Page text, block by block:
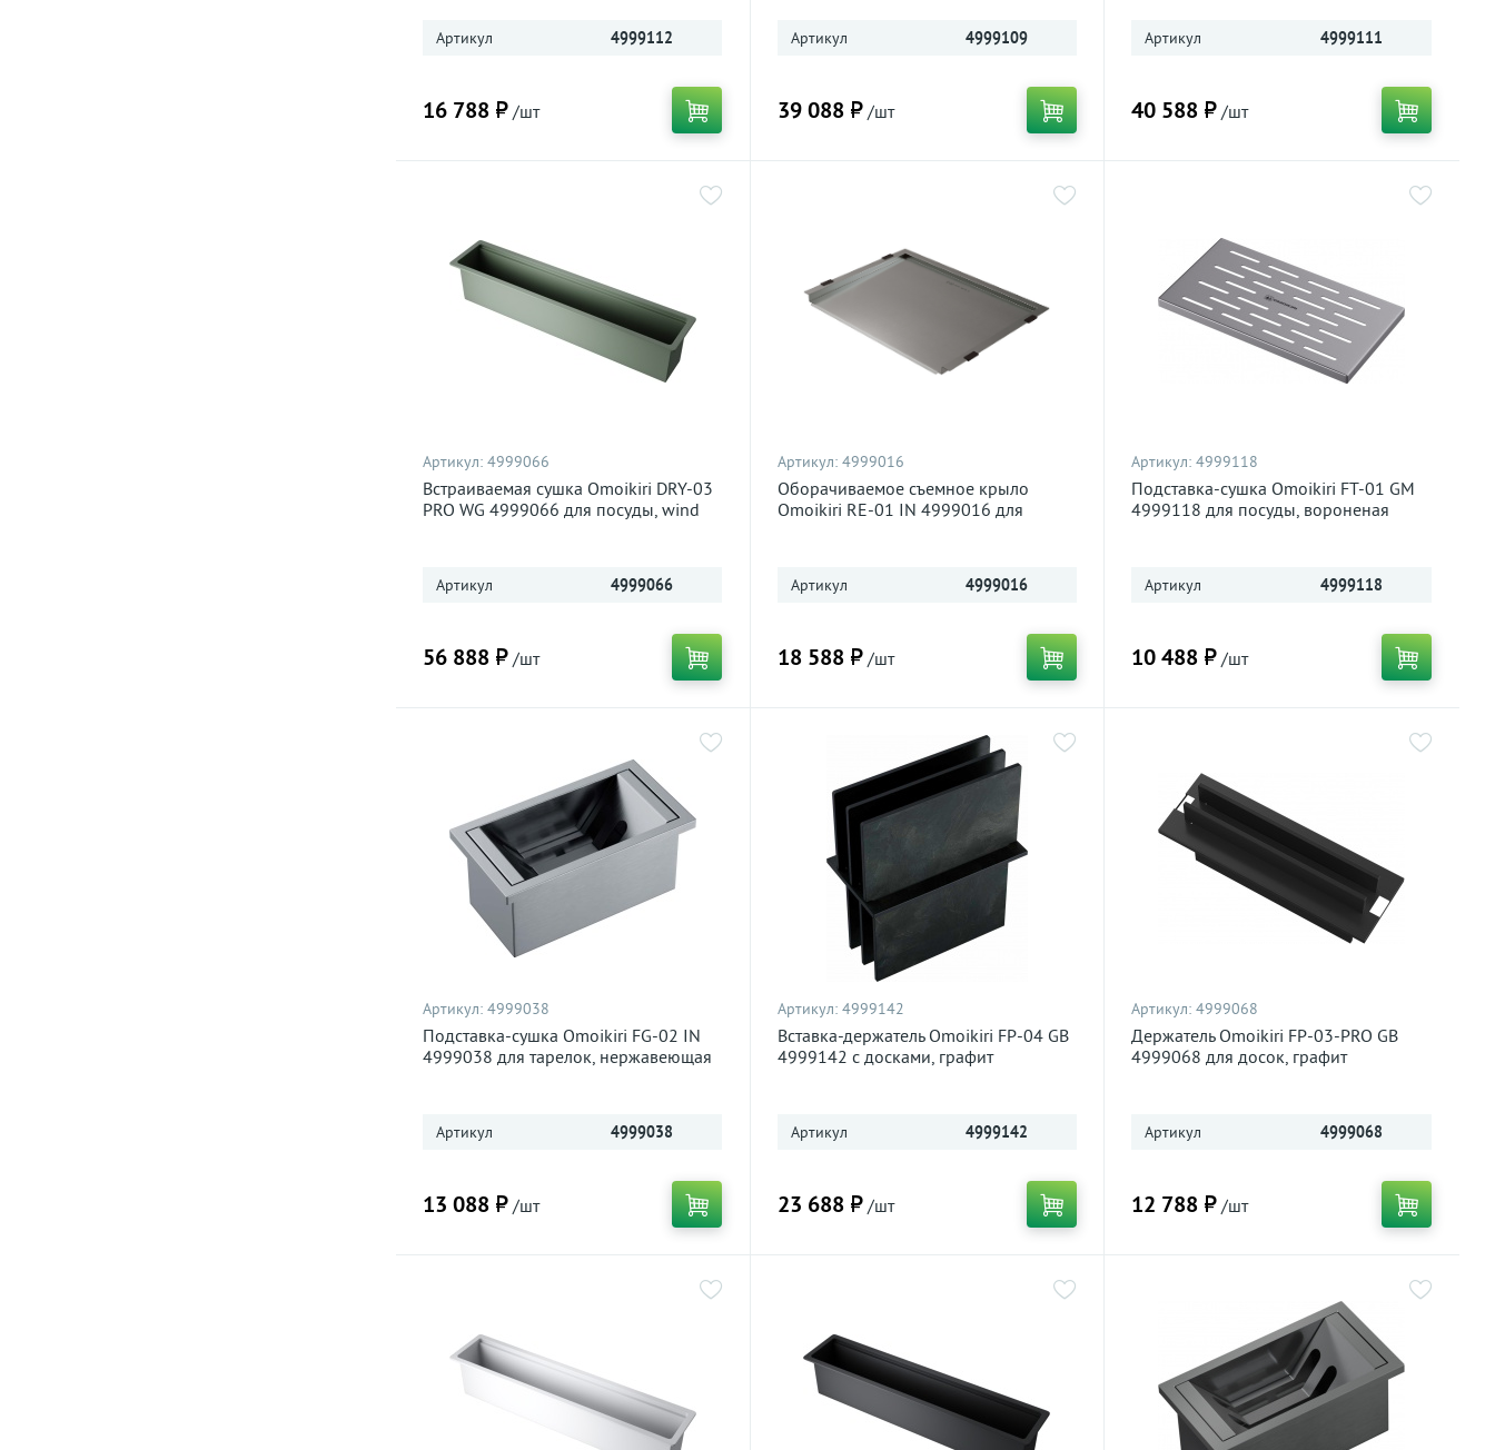
Артикул 4999112
16 788 ₽ /шт
Артикул 4999109
39 088 ₽ /шт
Артикул 4999111
40 588 ₽ /шт
Артикул: 4999066
Встраиваемая сушка Omoikiri DRY-03
PRO WG 4999066 для посуды, wind
Артикул 4999066
56 888 ₽ /шт
Артикул: 4999016
Оборачиваемое съемное крыло
Omoikiri RE-01 IN 4999016 для
Артикул 4999016
18 588 ₽ /шт
Артикул: 4999118
Подставка-сушка Omoikiri FT-01 GM
4999118 для посуды, вороненая
Артикул 4999118
10 488 ₽ /шт
Артикул: 4999038
Подставка-сушка Omoikiri FG-02 IN
4999038 для тарелок, нержавеющая
Артикул 4999038
13 088 ₽ /шт
Артикул: 4999142
Вставка-держатель Omoikiri FP-04 GB
4999142 с досками, графит
Артикул 4999142
23 688 ₽ /шт
Артикул: 4999068
Держатель Omoikiri FP-03-PRO GB
4999068 для досок, графит
Артикул 4999068
12 788 ₽ /шт